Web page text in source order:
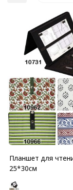
Планшет для
25*30см